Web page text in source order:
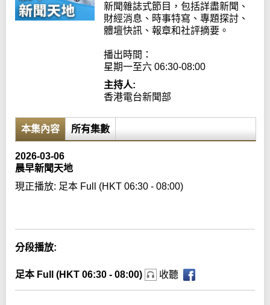
新聞雜誌式節目，包括詳盡新聞、
財經消息、時事特寫、專題探討、
體壇快訊、報章和社評摘要。
播出時間：
星期一至六 06:30-08:00
主持人:
香港電台新聞部
本集內容 所有集數
2026-03-06
晨早新聞天地
現正播放: 足本 Full (HKT 06:30 - 08:00)
分段播放:
足本 Full (HKT 06:30 - 08:00) 收聽